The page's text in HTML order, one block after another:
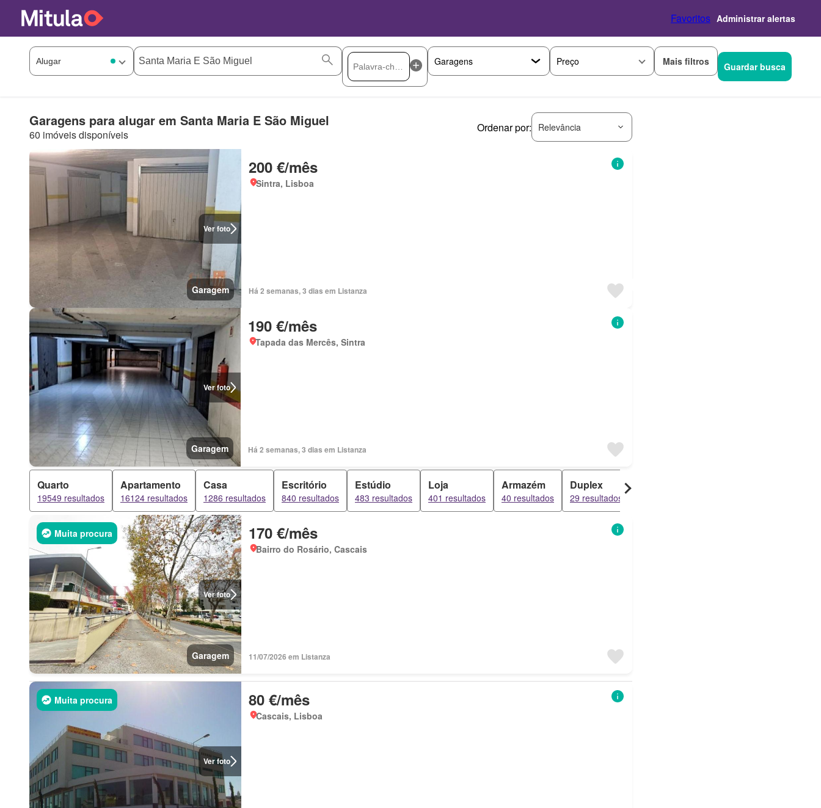
Favoritos Administrar alertas
Preço Mais filtros Guardar busca
Garagens para alugar em Santa Maria E São Miguel
60 imóveis disponíveis
Ordenar por: Relevância
Ver foto
Garagem
200 €/mês
Sintra, Lisboa
Há 2 semanas, 3 dias em Listanza
Ver foto
Garagem
190 €/mês
Tapada das Mercês, Sintra
Há 2 semanas, 3 dias em Listanza
Quarto
19549 resultados
Apartamento
16124 resultados
Casa
1286 resultados
Escritório
840 resultados
Estúdio
483 resultados
Loja
401 resultados
Armazém
40 resultados
Duplex
29 resultados
Ver foto
Muita procura
Garagem
170 €/mês
Bairro do Rosário, Cascais
11/07/2026 em Listanza
Ver foto
Muita procura 80 €/mês
Cascais, Lisboa